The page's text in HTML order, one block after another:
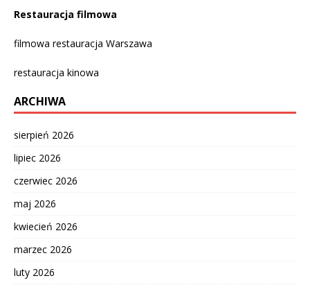
Restauracja filmowa
filmowa restauracja Warszawa
restauracja kinowa
ARCHIWA
sierpień 2026
lipiec 2026
czerwiec 2026
maj 2026
kwiecień 2026
marzec 2026
luty 2026